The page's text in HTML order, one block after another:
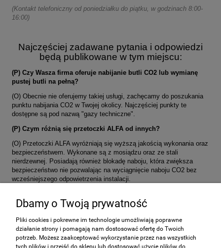
(Kontakt telefoniczny od poniedziałku do piątku, w godzinach 8:00-
16:00)
Najczęściej zadawane pytania i odpowiedzi
będą publikowane w tym miejscu:
(P) Czy Wasza firma oferuje nabijanie butli CO2 lub wymianę
pustej butli na pełną?
(O) Obecnie nie oferujemy takiej usługi, zachęcamy do poszukania
punktu nabijania CO2 w Twojej okolicy. Najczęściej punkty te
dostępne są pod nazwą "gazy techniczne".
(P) Czym różnią się przetoczki ALFA od innych?
(O) Przetoczki ALFA wyróżniają się wyższą jakością wykonania oraz
bezpieczeństwem. Wykonane są z mosiądzu oraz ze stali
nierdzewnej. Posiadają również blokadę naboju, która zwiększa
bezpieczeństwo nie pozwalając na wyciągnięcie naboju CO2 bez
wcześniejszego odpowietrzenia instalacji.
Pomoc
Dbamy o Twoją prywatność
Pliki cookies i pokrewne im technologie umożliwiają poprawne
działanie strony i pomagają nam dostosować ofertę do Twoich
potrzeb. Możesz zaakceptować wykorzystanie przez nas wszystkich
tych plików i przejść do sklepu lub dostosować użycie plików do